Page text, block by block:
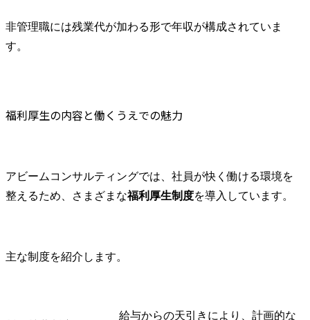
非管理職には残業代が加わる形で年収が構成されていま
す。
福利厚生の内容と働くうえでの魅力
アビームコンサルティングでは、社員が快く働ける環境を
整えるため、さまざまな福利厚生制度を導入しています。
主な制度を紹介します。
給与からの天引きにより、計画的な